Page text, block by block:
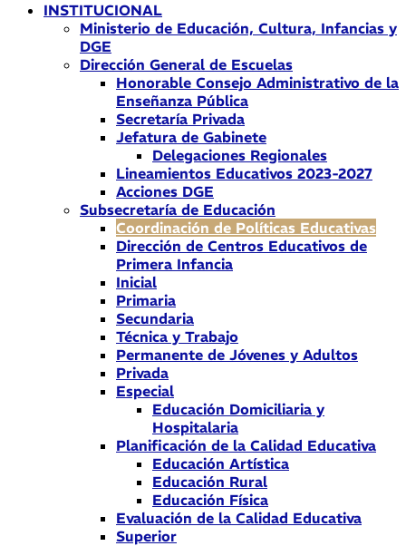
INSTITUCIONAL
Ministerio de Educación, Cultura, Infancias y
DGE
Dirección General de Escuelas
Honorable Consejo Administrativo de la
Enseñanza Pública
Secretaría Privada
Jefatura de Gabinete
Delegaciones Regionales
Lineamientos Educativos 2023-2027
Acciones DGE
Subsecretaría de Educación
Coordinación de Políticas Educativas
Dirección de Centros Educativos de
Primera Infancia
Inicial
Primaria
Secundaria
Técnica y Trabajo
Permanente de Jóvenes y Adultos
Privada
Especial
Educación Domiciliaria y
Hospitalaria
Planificación de la Calidad Educativa
Educación Artística
Educación Rural
Educación Física
Evaluación de la Calidad Educativa
Superior